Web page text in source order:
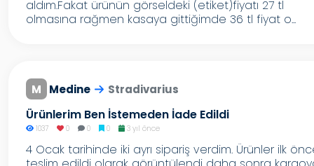
aldım.Fakat ürünün görseldeki (etiket)fiyatı 27 tl
olmasına rağmen kasaya gittiğimde 36 tl fiyat o...
M Medine Stradivarius
Ürünlerim Ben İstemeden İade Edildi
1037 0 0 0 3 yıl önce
4 Ocak tarihinde iki ayrı sipariş verdim. Ürünler ilk